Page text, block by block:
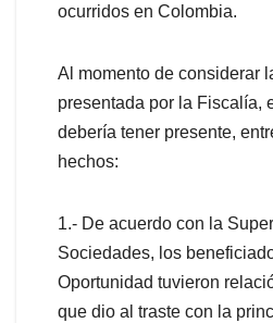
ocurridos en Colombia.
Al momento de considerar
presentada por la Fiscalía,
debería tener presente,
hechos:
1.- De acuerdo con la
Sociedades, los
Oportunidad tuvieron
que dio al traste con la